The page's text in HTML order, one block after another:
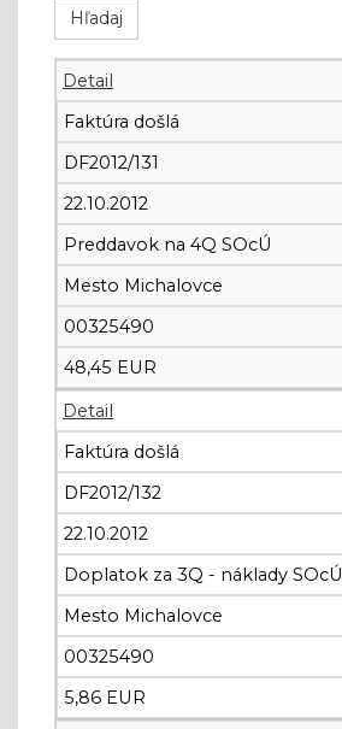
Detail
Faktúra došlá
DF2012/131
22.10.2012
Preddavok na 4Q SOcÚ
Mesto Michalovce
00325490
48,45 EUR
Detail
Faktúra došlá
DF2012/132
22.10.2012
Doplatok za 3Q - náklady SOcÚ
Mesto Michalovce
00325490
5,86 EUR